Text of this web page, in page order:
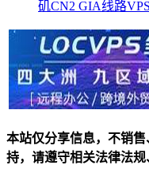
矶CN2 GIA线路
本站仅分享信息，不销
持，请遵守相关法律法规